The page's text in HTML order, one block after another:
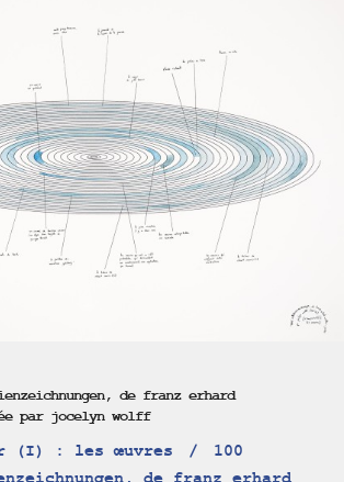
de franz erhard
par jocelyn wolff
(I) : les œuvres
100